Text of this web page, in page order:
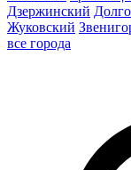
Дзержинский
Жуковский
все города